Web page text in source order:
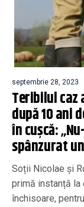
septembrie 28, 2023
Teribilul caz
după 10 ani
în cușcă:
spânzurat
Soții Nicolae și
primă instanță la
închisoare,